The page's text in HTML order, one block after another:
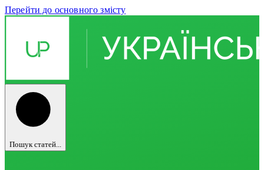
Перейти до основного змісту
Пошук статей...